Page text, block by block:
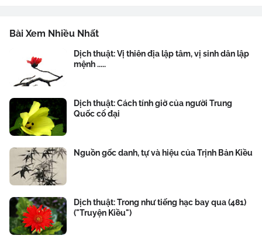
Bài Xem Nhiều Nhất
Dịch thuật: Vị thiên địa lập tâm, vị sinh dân lập
mệnh .....
Dịch thuật: Cách tính giờ của người Trung
Quốc cổ đại
Nguồn gốc danh, tự và hiệu của Trịnh Bản Kiều
Dịch thuật: Trong như tiếng hạc bay qua (481)
("Truyện Kiều")